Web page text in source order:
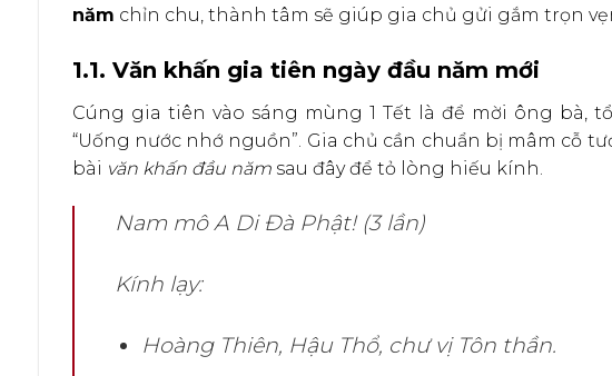
năm chỉn chu, thành tâm sẽ giúp gia chủ gửi gắm trọn
1.1. Văn khấn gia tiên ngày đầu năm mới
Cúng gia tiên vào sáng mùng 1 Tết là để mời ông bà,
“Uống nước nhớ nguồn”. Gia chủ cần chuẩn bị mâm cỗ
bài văn khấn đầu nămsau đây để tỏ lòng hiếu kính.
Nam mô A Di Đà Phật! (3 lần)
Kính lạy:
Hoàng Thiên, Hậu Thổ, chư vị Tôn thần.